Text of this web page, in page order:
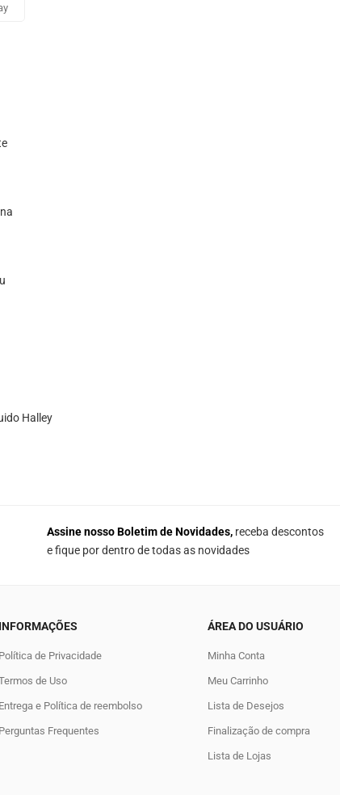
Halley
Assine nosso Boletim de Novidades, receba descontos
e fique por dentro de todas as novidades
INFORMAÇÕES
Política de Privacidade
de Uso
Entrega e Política de reembolso
Perguntas Frequentes
ÁREA DO USUÁRIO
Minha Conta
Meu Carrinho
Lista de Desejos
Finalização de compra
Lista de Lojas